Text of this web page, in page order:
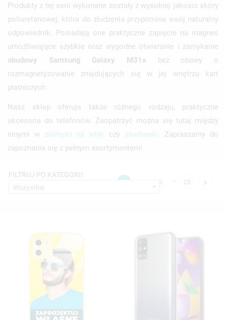
Produkty z tej serii wykonane zostały z wysokiej jakości skóry
poliuretanowej, która do złudzenia przypomina swój naturalny
odpowiednik. Posiadają one praktyczne zapięcie na magnes
umożliwiające szybkie oraz wygodne otwieranie i zamykanie
obudowy Samsung Galaxy M31s bez obawy o
rozmagnetyzowanie znajdujących się w jej wnętrzu kart
płatniczych.
Nasz sklep oferuje także różnego rodzaju, praktyczne
akcesoria do telefonów. Zaopatrzyć można się tutaj między
innymi w zaślepki na wtyk czy słuchawki . Zapraszamy do
zapoznania się z pełnym asortymentem!
FILTRUJ PO KATEGORII:
Wszystkie
1 3 25 